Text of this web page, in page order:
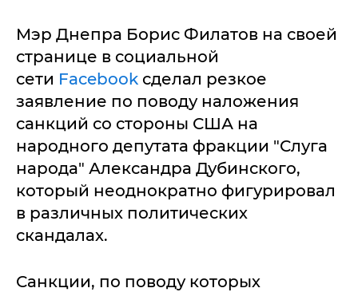
Мэр Днепра Борис Филатов на своей
странице в социальной
сети Facebook сделал резкое
заявление по поводу наложения
санкций со стороны США на
народного депутата фракции "Слуга
народа" Александра Дубинского,
который неоднократно фигурировал
в различных политических
скандалах.
Санкции, по поводу которых